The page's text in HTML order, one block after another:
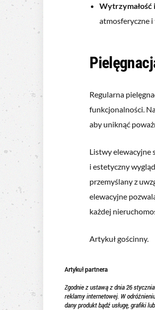
Wytrzymałość
atmosferyczne i
Regularna
funkcjonalności.
aby uniknąć
Listwy elewacyjne
i estetyczny
przemyślany z
elewacyjne
każdej
Artykuł gościnny.